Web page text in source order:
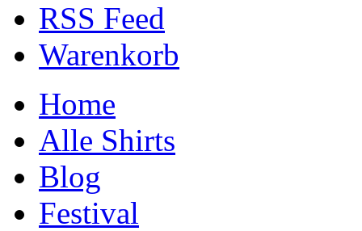
RSS Feed
Warenkorb
Home
Alle Shirts
Blog
Festival